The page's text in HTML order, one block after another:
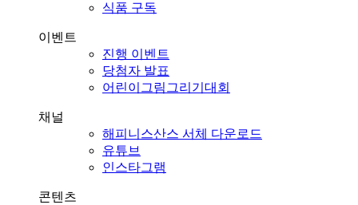
식품 구독
이벤트
진행 이벤트
당첨자 발표
어린이그림그리기대회
채널
해피니스산스 서체 다운로드
유튜브
인스타그램
콘텐츠